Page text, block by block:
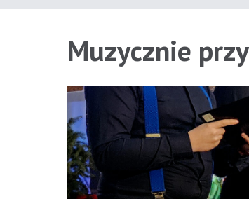
Muzycznie